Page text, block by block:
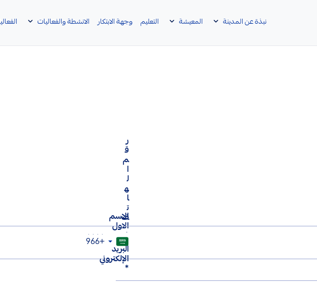
نبذة عن المدينة
المعيشة التعليم وجهة الابتكار الانشطة والفعاليات
الاسم
الاول
*
البريد
الإلكتروني
*
ر
ق
م
ا
ل
ه
ا
ت
ف